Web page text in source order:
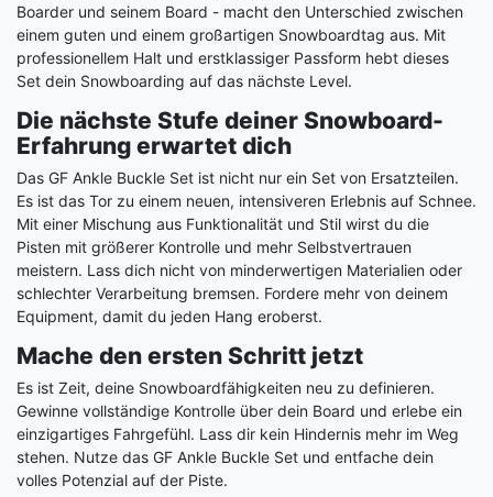
Boarder und seinem Board - macht den Unterschied zwischen
einem guten und einem großartigen Snowboardtag aus. Mit
professionellem Halt und erstklassiger Passform hebt dieses
Set dein Snowboarding auf das nächste Level.
Die nächste Stufe deiner Snowboard-
Erfahrung erwartet dich
Das GF Ankle Buckle Set ist nicht nur ein Set von Ersatzteilen.
Es ist das Tor zu einem neuen, intensiveren Erlebnis auf Schnee.
Mit einer Mischung aus Funktionalität und Stil wirst du die
Pisten mit größerer Kontrolle und mehr Selbstvertrauen
meistern. Lass dich nicht von minderwertigen Materialien oder
schlechter Verarbeitung bremsen. Fordere mehr von deinem
Equipment, damit du jeden Hang eroberst.
Mache den ersten Schritt jetzt
Es ist Zeit, deine Snowboardfähigkeiten neu zu definieren.
Gewinne vollständige Kontrolle über dein Board und erlebe ein
einzigartiges Fahrgefühl. Lass dir kein Hindernis mehr im Weg
stehen. Nutze das GF Ankle Buckle Set und entfache dein
volles Potenzial auf der Piste.